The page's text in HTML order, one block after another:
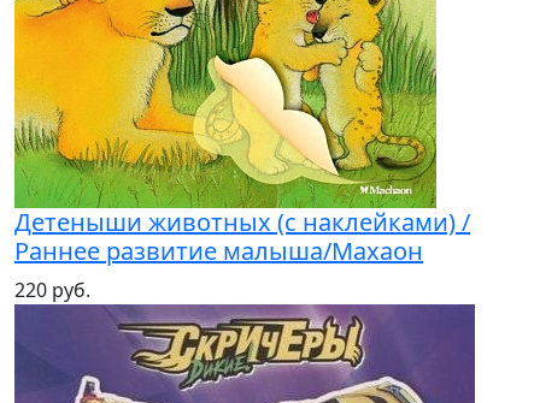
Детеныши животных (с наклейками) /
Раннее развитие малыша/Махаон
220 руб.